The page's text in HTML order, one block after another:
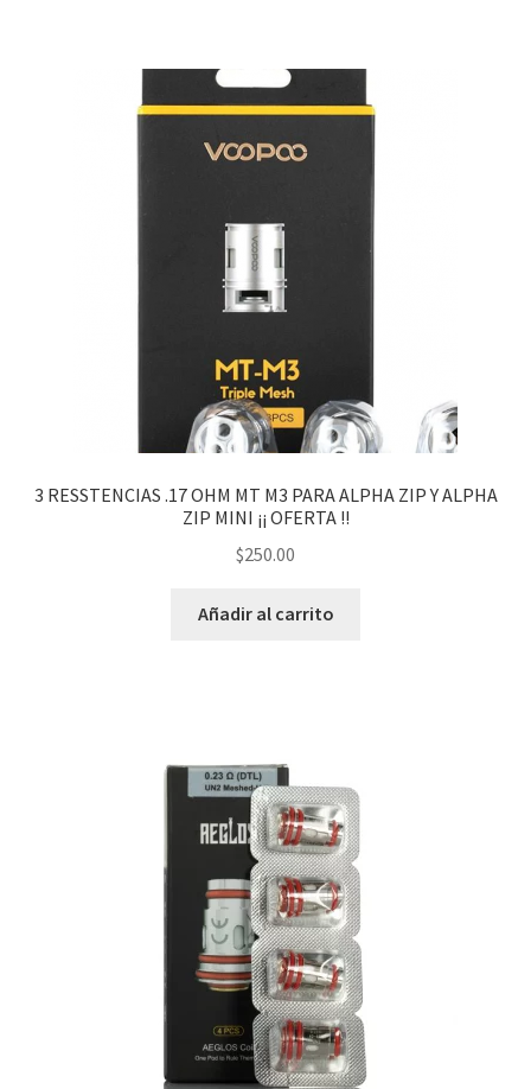
3 RESSTENCIAS .17 OHM MT M3 PARA ALPHA ZIP Y ALPHA
ZIP MINI ¡¡ OFERTA !!
$250.00
Añadir al carrito